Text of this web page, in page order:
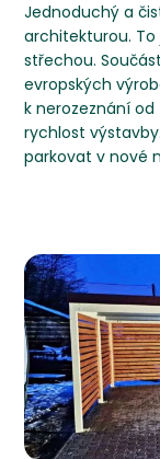
Jednoduchý a
architekturou.
střechou.
evropských
k nerozeznání
rychlost
parkovat v nové